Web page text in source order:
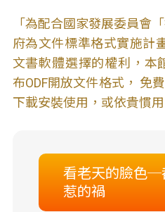
「為配合國家發展委員會
府為文件標準格式實施計
文書軟體選擇的權利，本
布ODF開放文件格式， 免
下載安裝使用，或依貴慣
看老天的臉色─
惹的禍